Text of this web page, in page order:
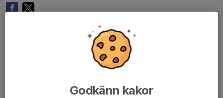
Godkänn kakor